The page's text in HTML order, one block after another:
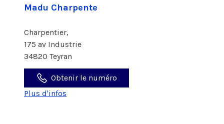
Madu Charpente
Charpentier,
175 av Industrie
34820 Teyran
Obtenir le numéro
Plus d'infos